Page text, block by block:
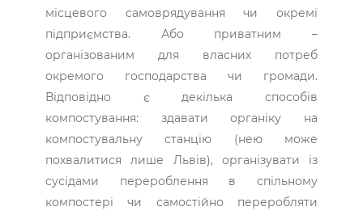
місцевого самоврядування чи окремі
підприємства. Або приватним –
організованим для власних потреб
окремого господарства чи громади.
Відповідно є декілька способів
компостування: здавати органіку на
компостувальну станцію (нею може
похвалитися лише Львів), організувати із
сусідами перероблення в спільному
компостері чи самостійно переробляти